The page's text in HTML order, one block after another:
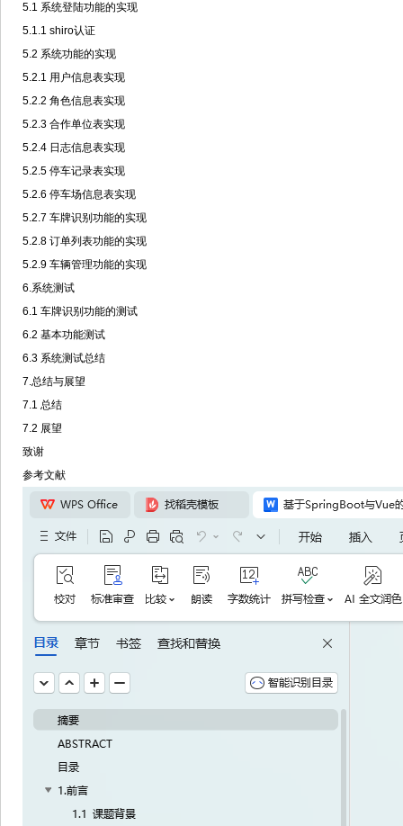
5.1 系统登陆功能的实现
5.1.1 shiro认证
5.2 系统功能的实现
5.2.1 用户信息表实现
5.2.2 角色信息表实现
5.2.3 合作单位表实现
5.2.4 日志信息表实现
5.2.5 停车记录表实现
5.2.6 停车场信息表实现
5.2.7 车牌识别功能的实现
5.2.8 订单列表功能的实现
5.2.9 车辆管理功能的实现
6.系统测试
6.1 车牌识别功能的测试
6.2 基本功能测试
6.3 系统测试总结
7.总结与展望
7.1 总结
7.2 展望
致谢
参考文献